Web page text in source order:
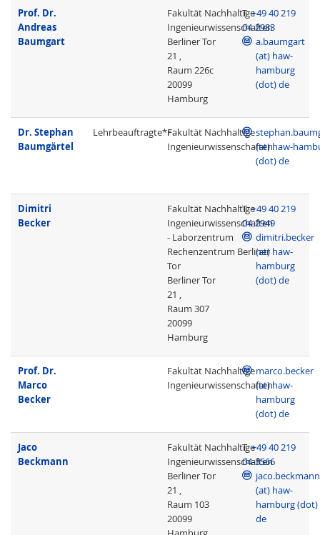
Prof. Dr.
Andreas
Baumgart
Fakultät Nachhaltige
Ingenieurwissenschaften
Berliner Tor
21 ,
Raum 226c
20099
Hamburg
T +49 40 219
04-2983
a.baumgart
(at) haw-
hamburg
(dot) de
Dr. Stephan
Baumgärtel
Lehrbeauftragte*rFakultät Nachhaltige
Ingenieurwissenschaften(at) haw-
(dot) de
Dimitri
Becker
Fakultät Nachhaltige
Ingenieurwissenschaften
- Laborzentrum
Rechenzentrum Berliner
Tor
Berliner Tor
21 ,
Raum 307
20099
Hamburg
T +49 40 219
04-2949
dimitri.becker
(at) haw-
hamburg
(dot) de
Prof. Dr.
Marco
Becker
Fakultät Nachhaltige
Ingenieurwissenschaften
marco.becker
(at) haw-
hamburg
(dot) de
Jaco
Beckmann
Fakultät Nachhaltige
Ingenieurwissenschaften
Berliner Tor
21 ,
Raum 103
20099
T +49 40 219
04-3566
jaco.beckmann
(at) haw-
hamburg (dot)
de